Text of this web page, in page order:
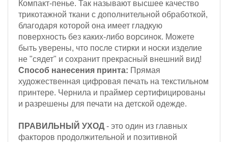
Компакт-пенье. Так называют высшее качество
трикотажной ткани с дополнительной обработкой,
благодаря которой она имеет гладкую
поверхность без каких-либо ворсинок. Можете
быть уверены, что после стирки и носки изделие
не "сядет" и сохранит прекрасный внешний вид!
Способ нанесения принта: Прямая
художественная цифровая печать на текстильном
принтере. Чернила и праймер сертифицированы
и разрешены для печати на детской одежде.
ПРАВИЛЬНЫЙ УХОД - это один из главных
факторов продолжительной и позитивной